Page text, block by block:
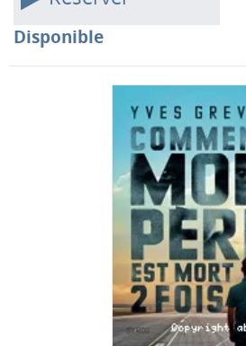
Disponible